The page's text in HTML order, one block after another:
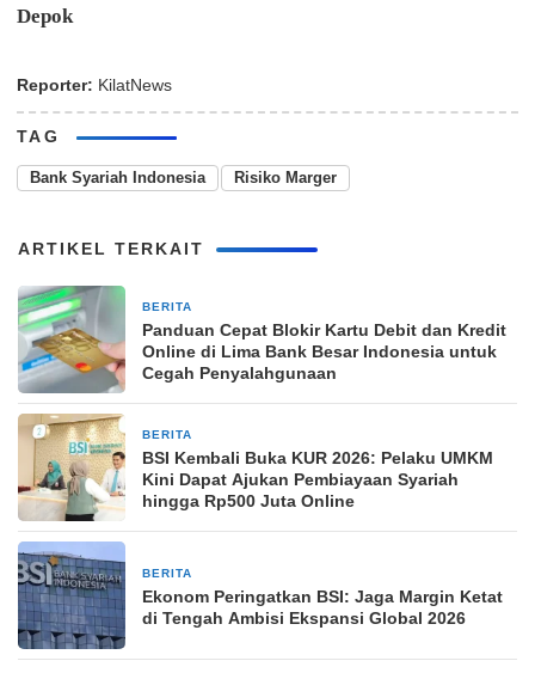
Depok
Reporter: KilatNews
TAG
Bank Syariah Indonesia Risiko Marger
ARTIKEL TERKAIT
BERITA
Panduan Cepat Blokir Kartu Debit dan Kredit
Online di Lima Bank Besar Indonesia untuk
Cegah Penyalahgunaan
BERITA
BSI Kembali Buka KUR 2026: Pelaku UMKM
Kini Dapat Ajukan Pembiayaan Syariah
hingga Rp500 Juta Online
BERITA
Ekonom Peringatkan BSI: Jaga Margin Ketat
di Tengah Ambisi Ekspansi Global 2026